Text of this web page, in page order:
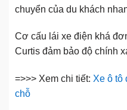
chuyển của du khách
Cơ cấu lái xe điện khá
Curtis đảm bảo độ chính
=>>> Xem chi tiết: Xe ô tô
chỗ